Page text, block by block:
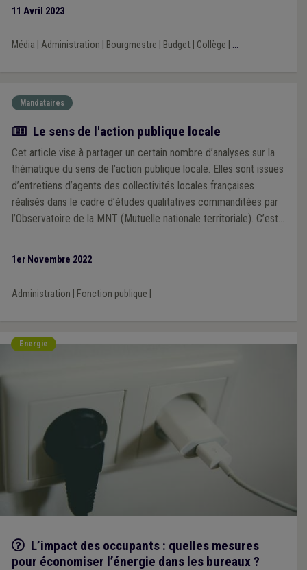
11 Avril 2023
Média Administration Bourgmestre Budget| Collège ...
Mandataires
Article
Le sens de l'action publique locale
Cet article vise à partager un certain nombre d’analyses sur la
thématique du sens de l’action publique locale. Elles sont issues
d’entretiens d’agents des collectivités locales françaises
réalisés dans le cadre d’études qualitatives commanditées par
l’Observatoire de la MNT (Mutuelle nationale territoriale). C’est
1er Novembre 2022
Administration Fonction publique
Energie
Q/R
L’impact des occupants : quelles mesures
pour économiser l’énergie dans les bureaux ?